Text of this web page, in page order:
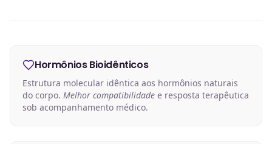
Hormônios Bioidênticos
Estrutura molecular idêntica aos hormônios naturais
do corpo. Melhor compatibilidade e resposta terapêutica
sob acompanhamento médico.